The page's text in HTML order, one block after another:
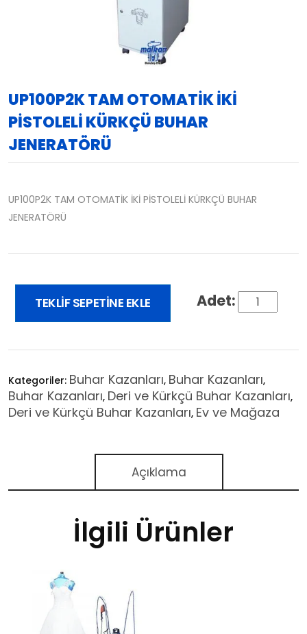
UP100P2K TAM OTOMATİK İKİ
PİSTOLELİ KÜRKÇÜ BUHAR
JENERATÖRÜ
UP100P2K TAM OTOMATİK İKİ PİSTOLELİ KÜRKÇÜ BUHAR
JENERATÖRÜ
TEKLIF SEPETINE EKLE
Kategoriler: Buhar Kazanları, Buhar Kazanları,
Buhar Kazanları, Deri ve Kürkçü Buhar Kazanları,
Deri ve Kürkçü Buhar Kazanları, Ev ve Mağaza
Açıklama
İlgili Ürünler